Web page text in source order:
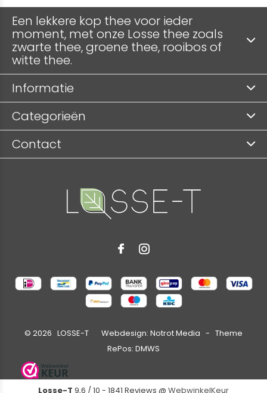
Een lekkere kop thee voor ieder
moment, met onze Losse thee zoals
zwarte thee, groene thee, rooibos of
witte thee.
Informatie
Categorieën
Contact
© 2026 LOSSE-T Webdesign: Notrot Media - Theme
RePos: DMWS
Losse-T 9,6 / 10 - 1841 Reviews @ WebwinkelKeur